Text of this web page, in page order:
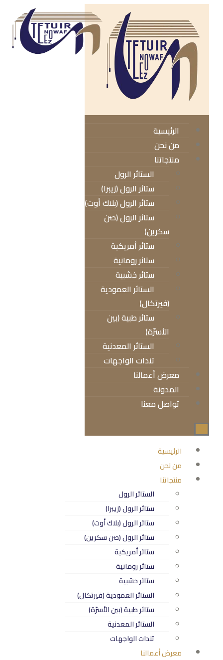
الرئيسية
من نحن
منتجاتنا
الستائر الرول
ستائر الرول (زيبرا)
ستائر الرول (بلاك أوت)
ستائر الرول (صن
سكرين)
ستائر أمريكية
ستائر رومانية
ستائر خشبية
الستائر العمودية
(فيرتكال)
ستائر طبية (بين
الأسرّة)
الستائر المعدنية
تندات الواجهات
معرض أعمالنا
المدونة
تواصل معنا
الرئيسية
من نحن
منتجاتنا
الستائر الرول
ستائر الرول (زيبرا)
ستائر الرول (بلاك أوت)
ستائر الرول (صن سكرين)
ستائر أمريكية
ستائر رومانية
ستائر خشبية
الستائر العمودية (فيرتكال)
ستائر طبية (بين الأسرّة)
الستائر المعدنية
تندات الواجهات
معرض أعمالنا